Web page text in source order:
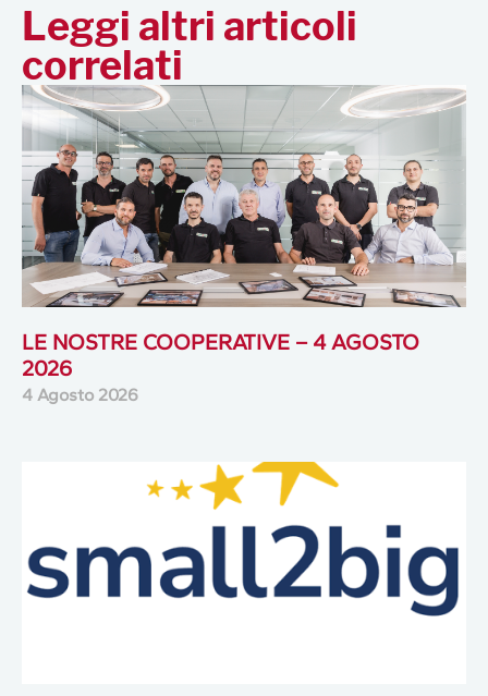
Leggi altri articoli
correlati
LE NOSTRE COOPERATIVE – 4 AGOSTO
2026
4 Agosto 2026